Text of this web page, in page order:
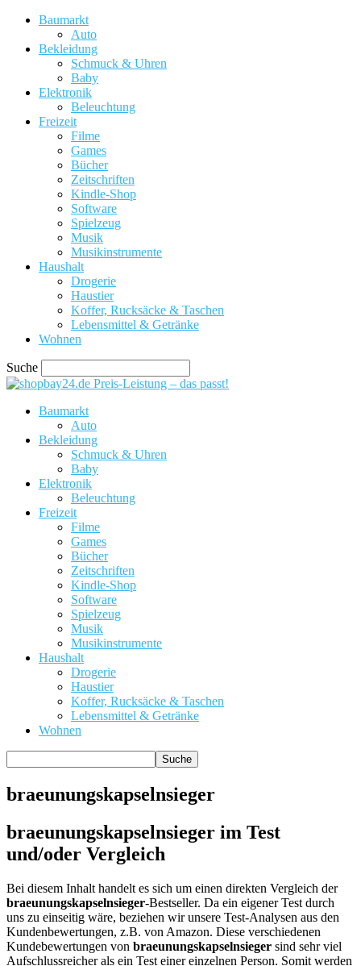
Baumarkt
Auto
Bekleidung
Schmuck & Uhren
Baby
Elektronik
Beleuchtung
Freizeit
Filme
Games
Bücher
Zeitschriften
Kindle-Shop
Software
Spielzeug
Musik
Musikinstrumente
Haushalt
Drogerie
Haustier
Koffer, Rucksäcke & Taschen
Lebensmittel & Getränke
Wohnen
Suche
Preis-Leistung – das passt!
Baumarkt
Auto
Bekleidung
Schmuck & Uhren
Baby
Elektronik
Beleuchtung
Freizeit
Filme
Games
Bücher
Zeitschriften
Kindle-Shop
Software
Spielzeug
Musik
Musikinstrumente
Haushalt
Drogerie
Haustier
Koffer, Rucksäcke & Taschen
Lebensmittel & Getränke
Wohnen
braeunungskapselnsieger
braeunungskapselnsieger im Test
und/oder Vergleich
Bei diesem Inhalt handelt es sich um einen direkten Vergleich der
braeunungskapselnsieger-Bestseller. Da ein eigener Test durch
uns zu einseitig wäre, beziehen wir unsere Test-Analysen aus den
Kundenbewertungen, z.B. von Amazon. Diese verschiedenen
Kundebewertungen von braeunungskapselnsieger sind sehr viel
Aufschlussreicher als ein Test einer einzelnen Person. Somit werden